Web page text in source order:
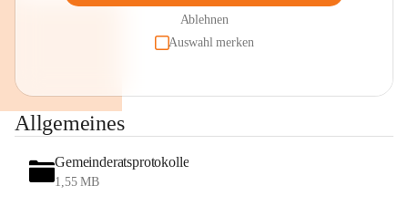
Ablehnen
Auswahl merken
Allgemeines
Gemeinderatsprotokolle
1,55 MB